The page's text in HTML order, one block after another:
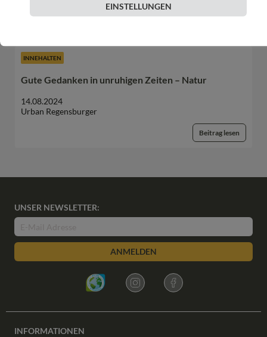
Beitrag lesen
INNEHALTEN
Gute Gedanken in unruhigen Zeiten – Natur
14.08.2024
Urban Regensburger
Beitrag lesen
UNSER NEWSLETTER:
ANMELDEN
INFORMATIONEN
EINSTELLUNGEN